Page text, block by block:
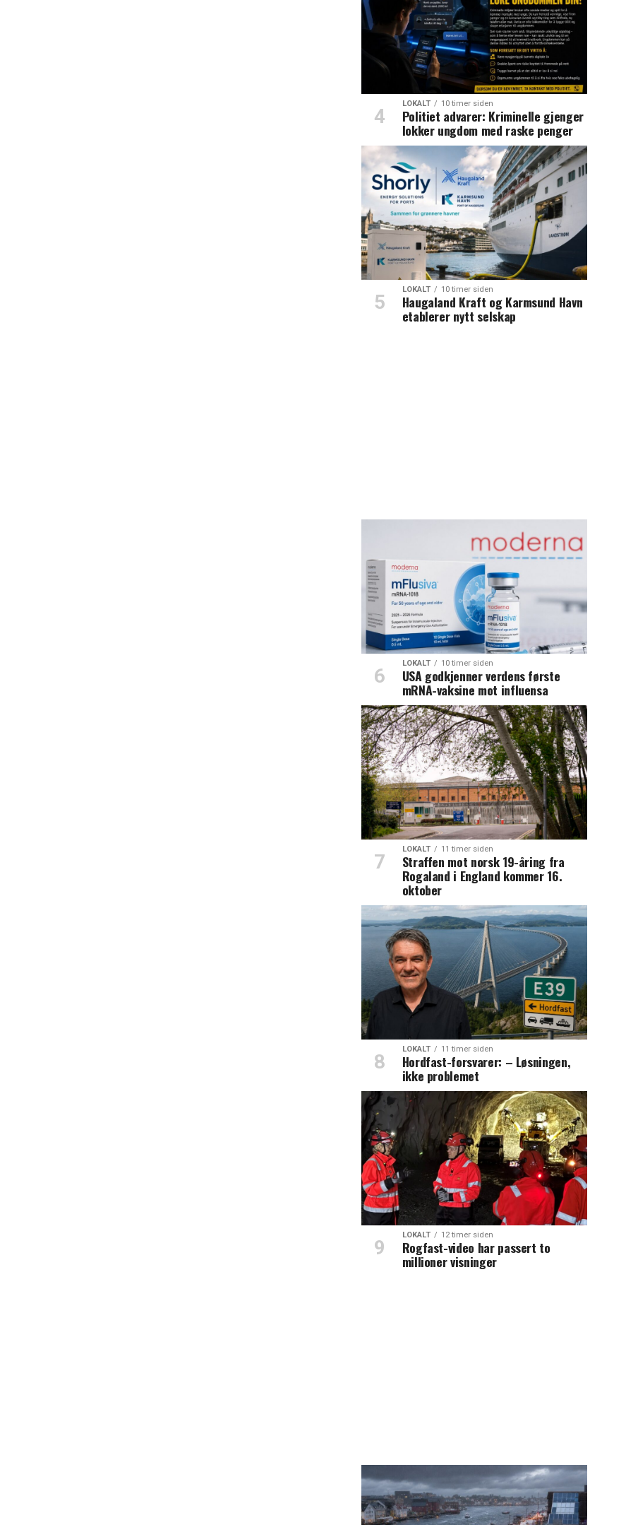
LOKALT 10 timer siden
Politiet advarer: Kriminelle gjenger
lokker ungdom med raske penger
LOKALT 10 timer siden
Haugaland Kraft og Karmsund Havn
etablerer nytt selskap
LOKALT 10 timer siden
USA godkjenner verdens første
mRNA-vaksine mot influensa
LOKALT 11 timer siden
Straffen mot norsk 19-åring fra
Rogaland i England kommer 16.
oktober
LOKALT 11 timer siden
Hordfast-forsvarer: – Løsningen,
ikke problemet
LOKALT 12 timer siden
Rogfast-video har passert to
millioner visninger